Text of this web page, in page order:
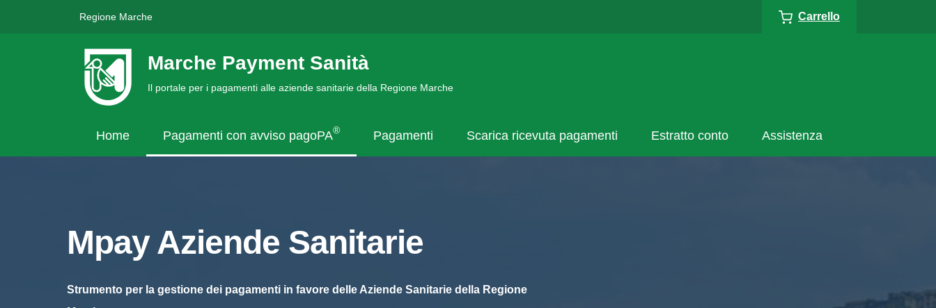
Regione Marche Carrello
Marche Payment Sanità
Il portale per i pagamenti alle aziende sanitarie della Regione Marche
Home Pagamenti con avviso pagoPA® Pagamenti Scarica ricevuta pagamenti Estratto conto Assistenza
Mpay Aziende Sanitarie
Strumento per la gestione dei pagamenti in favore delle Aziende Sanitarie della Regione